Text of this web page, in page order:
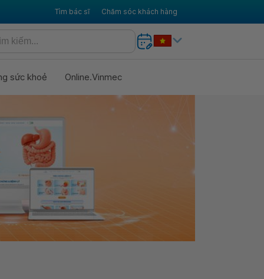
Tìm bác sĩ Chăm sóc khách hàng
sức khoẻ Online.Vinmec